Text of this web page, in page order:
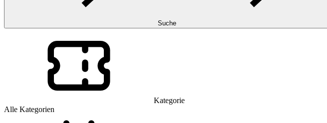
Suche
Kategorie
Alle Kategorien